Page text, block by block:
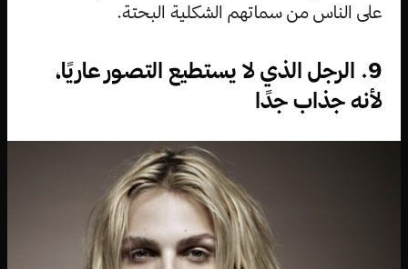
على الناس من سماتهم الشكلية البحتة.
9. الرجل الذي لا يستطيع التصور عاريًا،
لأنه جذاب جدًا